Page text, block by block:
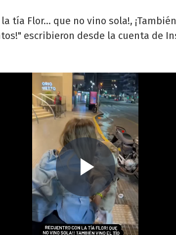
la tía Flor... que no vino sola!,
escribieron desde la cuenta de